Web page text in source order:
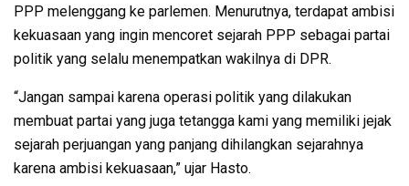
PPP melenggang ke parlemen. Menurutnya, terdapat ambisi
kekuasaan yang ingin mencoret sejarah PPP sebagai partai
politik yang selalu menempatkan wakilnya di DPR.
“Jangan sampai karena operasi politik yang dilakukan
membuat partai yang juga tetangga kami yang memiliki jejak
sejarah perjuangan yang panjang dihilangkan sejarahnya
karena ambisi kekuasaan,” ujar Hasto.